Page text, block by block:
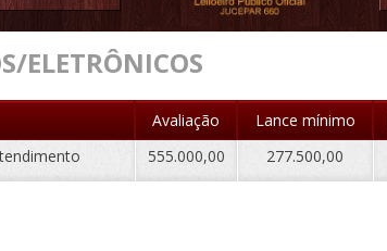
ELETRÔNICOS
Avaliação Lance mínimo
555.000,00 277.500,00